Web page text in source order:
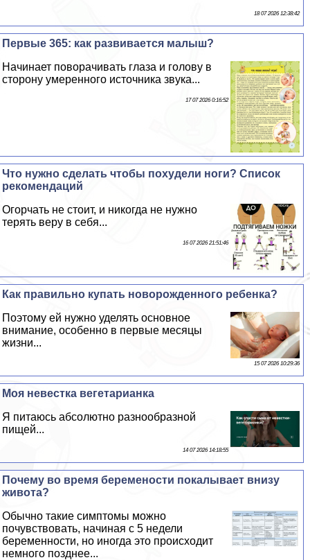
18 07 2026 12:38:42
Первые 365: как развивается малыш?
Начинает поворачивать глаза и голову в
сторону умеренного источника звука...
17 07 2026 0:16:52
Что нужно сделать чтобы похудели ноги? Список
рекомендаций
Огорчать не стоит, и никогда не нужно
терять веру в себя...
16 07 2026 21:51:46
Как правильно купать новорожденного ребенка?
Поэтому ей нужно уделять основное
внимание, особенно в первые месяцы
жизни...
15 07 2026 10:29:36
Моя невестка вегетарианка
Я питаюсь абсолютно разнообразной
пищей...
14 07 2026 14:18:55
Почему во время беремености покалывает внизу
живота?
Обычно такие симптомы можно
почувствовать, начиная с 5 недели
беременности, но иногда это происходит
немного позднее...